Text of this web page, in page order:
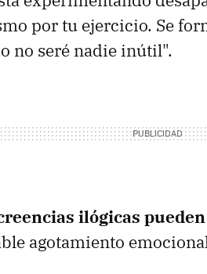
por tu ejercicio. Se
no seré nadie inútil".
ilógicas
agotamiento